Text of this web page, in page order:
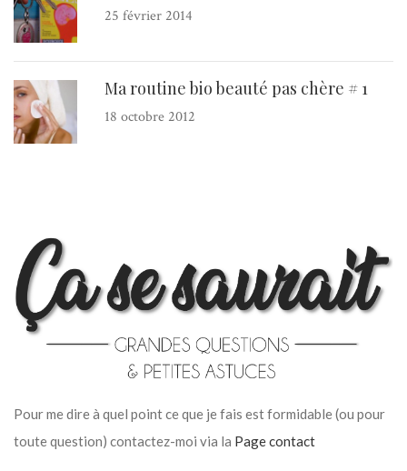
25 février 2014
Ma routine bio beauté pas chère # 1
18 octobre 2012
Pour me dire à quel point ce que je fais est formidable (ou pour
toute question) contactez-moi via la Page contact